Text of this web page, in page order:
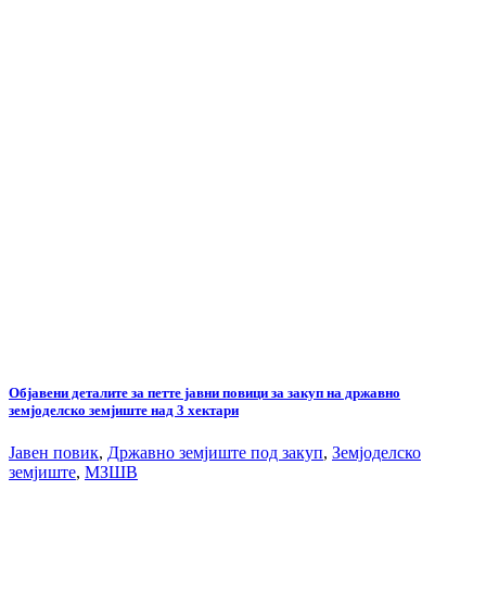
Објавени деталите за петте јавни повици за закуп на државно
земјоделско земјиште над 3 хектари
Јавен повик, Државно земјиште под закуп, Земјоделско
земјиште, МЗШВ